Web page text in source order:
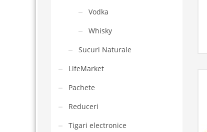
Vodka
Whisky
Sucuri Naturale
LifeMarket
Pachete
Reduceri
Tigari electronice